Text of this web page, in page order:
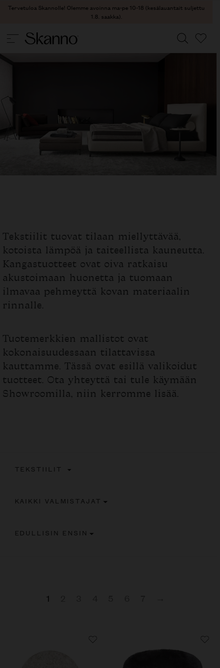
Tervetuloa Skannolle! Olemme avoinna ma-pe 10-18 (kesälauantait suljettu
1.8. saakka).
Tekstiilit tuovat tilaan miellyttävää,
kotoista lämpöä ja taiteellista kauneutta.
Kangastuotteet ovat oiva ratkaisu
akustoimaan huonetta ja tuomaan
ilmavaa pehmeyttä kovan materiaalin
rinnalle.
Tuotemerkkien mallistot ovat
kokonaisuudessaan tilattavissa
kauttamme. Tässä ovat esillä valikoidut
tuotteet. Ota yhteyttä tai tule käymään
Showroomilla, niin kerromme lisää.
TEKSTIILIT
KAIKKI VALMISTAJAT
EDULLISIN ENSIN
1